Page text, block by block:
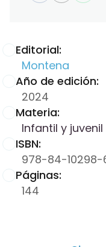
Editorial:
Montena
Año de edición:
2024
Materia:
Infantil y juvenil
ISBN:
978-84-
Páginas:
144